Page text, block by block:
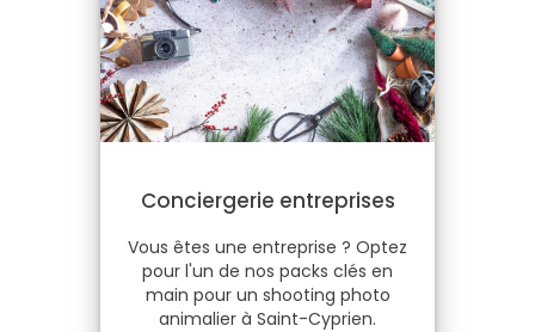
Conciergerie entreprises
Vous êtes une entreprise ? Optez
pour l'un de nos packs clés en
main pour un shooting photo
animalier à Saint-Cyprien.